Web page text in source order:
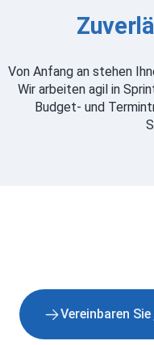
Von Anfang an stehen
Wir arbeiten agil in
Budget- und
Vereinbaren